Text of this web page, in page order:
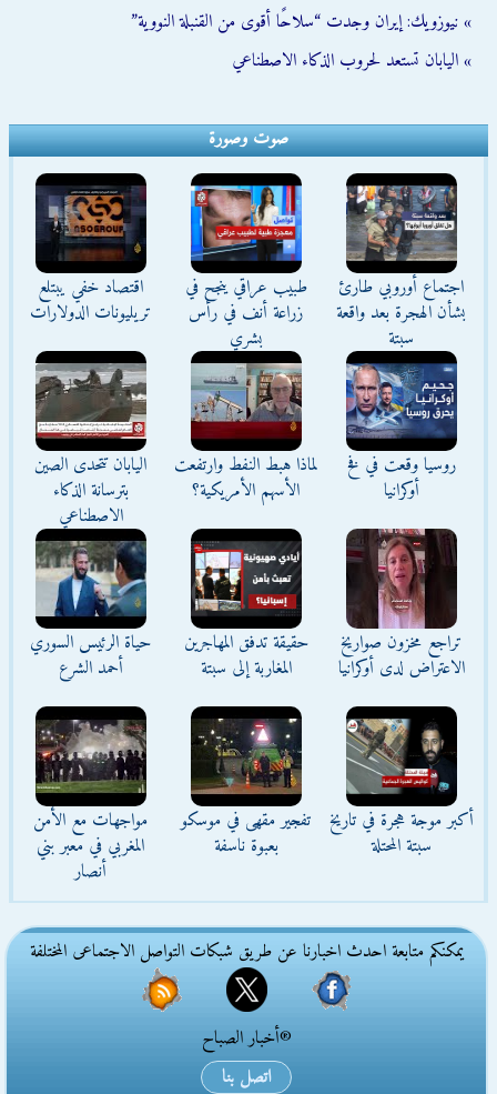
» نيوزويك: إيران وجدت “سلاحًا أقوى من القنبلة النووية”
» اليابان تستعد لحروب الذكاء الاصطناعي
صوت وصورة
اجتماع أوروبي طارئ
بشأن الهجرة بعد واقعة
سبتة
طبيب عراقي ينجح في
زراعة أنف في رأس
بشري
اقتصاد خفي يبتلع
تريليونات الدولارات
روسيا وقعت في فخ
أوكرانيا
لماذا هبط النفط وارتفعت
الأسهم الأمريكية؟
اليابان تتحدى الصين
بترسانة الذكاء
الاصطناعي
تراجع مخزون صواريخ
الاعتراض لدى أوكرانيا
حقيقة تدفق المهاجرين
المغاربة إلى سبتة
حياة الرئيس السوري
أحمد الشرع
أكبر موجة هجرة في تاريخ
سبتة المحتلة
تفجير مقهى في موسكو
بعبوة ناسفة
مواجهات مع الأمن
المغربي في معبر بني
أنصار
يمكنكم متابعة احدث اخبارنا عن طريق شبكات التواصل الاجتماعى المختلفة
®أخبار الصباح
اتصل بنا